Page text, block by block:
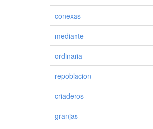
conexas
mediante
ordinaria
repoblacion
criaderos
granjas